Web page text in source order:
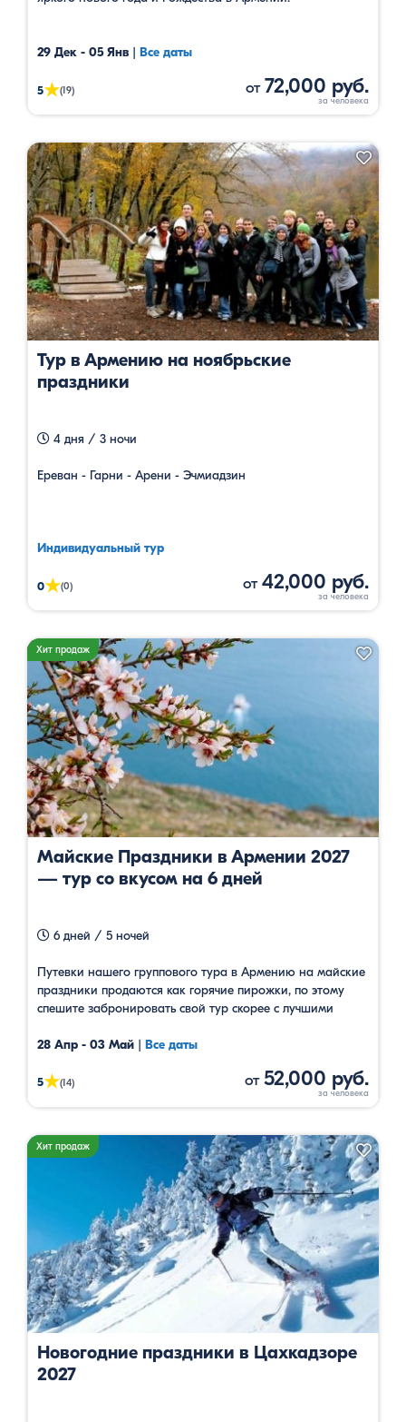
29 Дек - 05 Янв | Все даты
5★(19) от 72,000 руб.
Тур в Армению на ноябрьские
праздники
4 дня / 3 ночи
Ереван - Гарни - Арени - Эчмиадзин
Индивидуальный тур
0★(0) от 42,000 руб.
Хит продаж
Майские Праздники в Армении 2027
— тур со вкусом на 6 дней
6 дней / 5 ночей
Путевки нашего группового тура в Армению на майские
праздники продаются как горячие пирожки, по этому
спешите забронировать свой тур скорее с лучшими
+374-77-520-710
28 Апр - 03 Май | Все даты
5★(14) от 52,000 руб.
Хит продаж
Новогодние праздники в Цахкадзоре
2027